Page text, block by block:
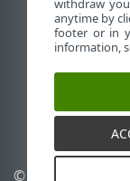
Ver site
End of Life
Base de
Fórum ESET
ESET Status
Suporte
© 1992 - 2026
withdraw
anytime by
footer or in
information,